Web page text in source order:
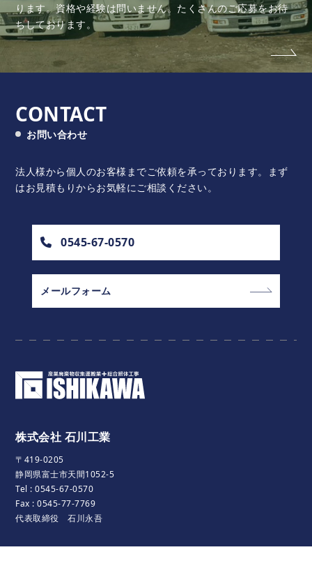
ります。資格や経験は問いません。たくさんのご応募をお待
ちしております。
株式会社 石川工業
〒419-0205
静岡県富士市天間1052-5
Tel :0545-67-0570
Fax : 0545-77-7769
代表取締役 石川永吾
CONTACT
お問い合わせ
法人様から個人のお客様までご依頼を承っております。
まず
はお見積もりからお気軽にご相談ください。
0545-67-0570
メールフォーム